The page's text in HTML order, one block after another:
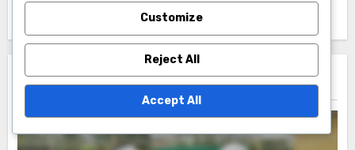
Related Post
Customize
Reject All
Accept All